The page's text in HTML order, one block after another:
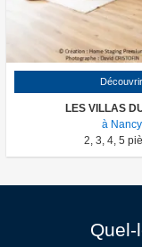
Découvrir
LES VILLAS
à Nancy
2 3 4, 5